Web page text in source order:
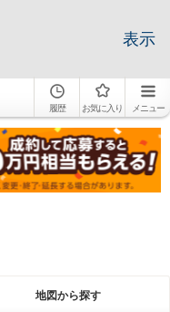
表示
履歴 お気に入り メニュー
地図から探す